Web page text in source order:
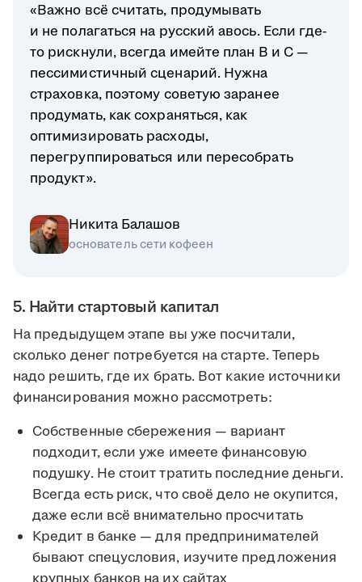
«Важно всё считать, продумывать
и не полагаться на русский авось. Если где-
то рискнули, всегда имейте план B и C —
пессимистичный сценарий. Нужна
страховка, поэтому советую заранее
продумать, как сохраняться, как
оптимизировать расходы,
перегруппироваться или пересобрать
продукт».
Никита Балашов
основатель сети кофеен
5. Найти стартовый капитал
На предыдущем этапе вы уже посчитали,
сколько денег потребуется на старте. Теперь
надо решить, где их брать. Вот какие источники
финансирования можно рассмотреть:
Собственные сбережения — вариант
подходит, если уже имеете финансовую
подушку. Не стоит тратить последние деньги.
Всегда есть риск, что своё дело не окупится,
даже если всё внимательно просчитать
Кредит в банке — для предпринимателей
бывают спецусловия, изучите предложения